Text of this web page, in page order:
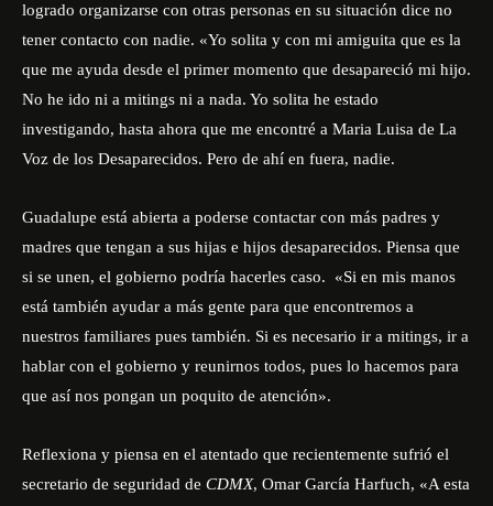
logrado organizarse con otras personas en su situación dice no
tener contacto con nadie. «Yo solita y con mi amiguita que es la
que me ayuda desde el primer momento que desapareció mi hijo.
No he ido ni a mitings ni a nada. Yo solita he estado
investigando, hasta ahora que me encontré a Maria Luisa de La
Voz de los Desaparecidos. Pero de ahí en fuera, nadie.
Guadalupe está abierta a poderse contactar con más padres y
madres que tengan a sus hijas e hijos desaparecidos. Piensa que
si se unen, el gobierno podría hacerles caso. «Si en mis manos
está también ayudar a más gente para que encontremos a
nuestros familiares pues también. Si es necesario ir a mitings, ir a
hablar con el gobierno y reunirnos todos, pues lo hacemos para
que así nos pongan un poquito de atención».
Reflexiona y piensa en el atentado que recientemente sufrió el
secretario de seguridad de CDMX, Omar García Harfuch, «A esta